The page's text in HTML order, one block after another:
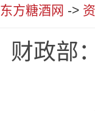
东方糖酒网 ->
财政部